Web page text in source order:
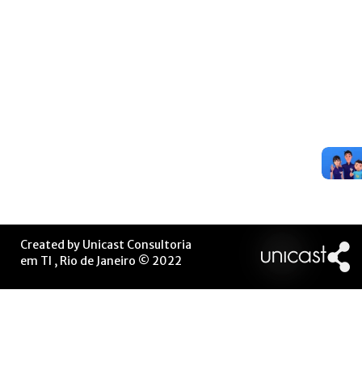
Created by Unicast Consultoria
em TI , Rio de Janeiro © 2022